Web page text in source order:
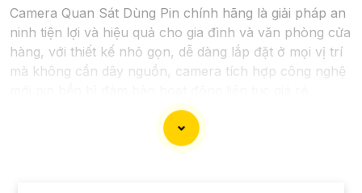
Camera Quan Sát Dùng Pin chính hãng là giải pháp an
ninh tiện lợi và hiệu quả cho gia đình và văn phòng cửa
hàng, với thiết kế nhỏ gọn, dễ dàng lắp đặt ở mọi vị trí
mà không cần dây nguồn, camera tích hợp công nghệ